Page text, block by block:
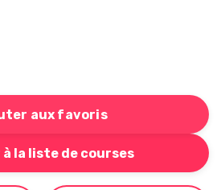
aux favoris
la liste de courses
cette recette à votre liste de